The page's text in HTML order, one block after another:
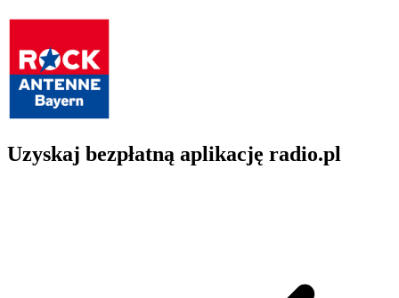
Uzyskaj bezpłatną aplikację radio.pl